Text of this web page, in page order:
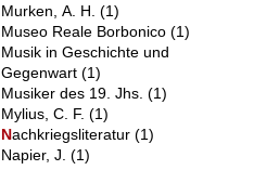
Murken, A. H.(1)
Museo Reale Borbonico(1)
Musik in Geschichte und
Gegenwart(1)
Musiker des 19. Jhs.(1)
Mylius, C. F.(1)
Nachkriegsliteratur(1)
Napier, J.(1)